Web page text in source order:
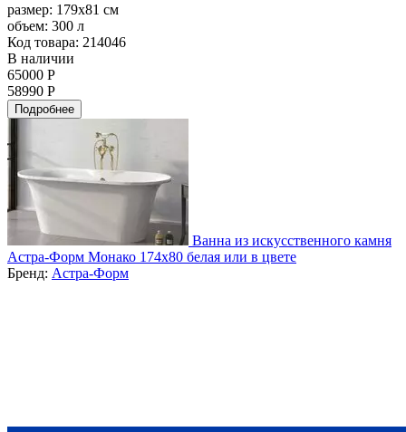
размер: 179x81 см
объем: 300 л
Код товара: 214046
В наличии
65000 Р
58990 Р
Подробнее
Ванна из искусственного камня
Астра-Форм Монако 174х80 белая или в цвете
Бренд: Астра-Форм